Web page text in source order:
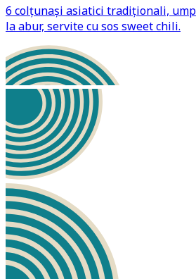
6 colțunași asiatici tradiționali,
la abur, servite cu sos sweet chili.